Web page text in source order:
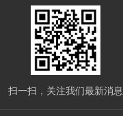
扫一扫，关注我们最新消息